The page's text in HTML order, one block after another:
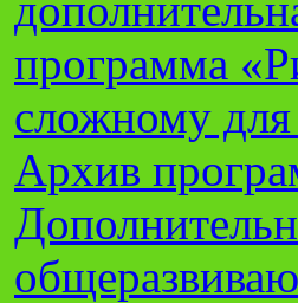
программа
сложному
Архив